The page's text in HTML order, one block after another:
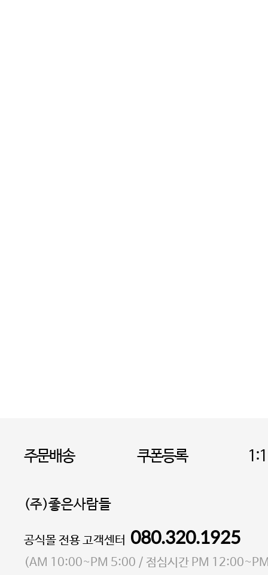
주문배송 쿠폰등록
(주)좋은사람들
대표 이성현,박영환| 개인정보관리책임자 김상현
소재지 서울특별시 마포구 마포대로4다길 41 마포
공식몰 전용 고객센터 080.320.1925
(AM 10:00~PM 5:00 / 점심시간 PM